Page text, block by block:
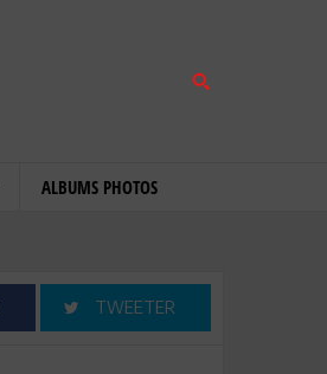
ALBUMS PHOTOS
TWEETER